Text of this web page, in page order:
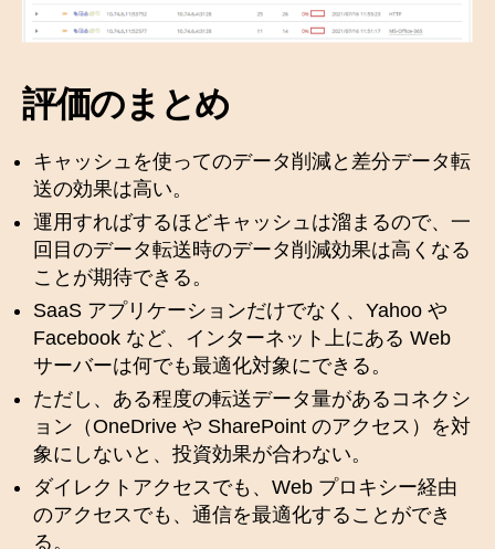
評価のまとめ
キャッシュを使ってのデータ削減と差分データ転
送の効果は高い。
運用すればするほどキャッシュは溜まるので、一
回目のデータ転送時のデータ削減効果は高くなる
ことが期待できる。
SaaS アプリケーションだけでなく、Yahoo や
Facebook など、インターネット上にある Web
サーバーは何でも最適化対象にできる。
ただし、ある程度の転送データ量があるコネクシ
ョン（OneDrive や SharePoint のアクセス）を対
象にしないと、投資効果が合わない。
ダイレクトアクセスでも、Web プロキシー経由
のアクセスでも、通信を最適化することができ
る。